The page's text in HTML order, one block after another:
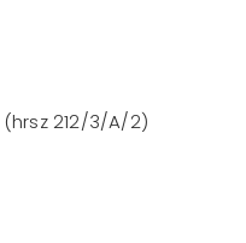
(hrsz 212/3/A/2)